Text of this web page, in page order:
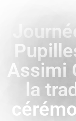
Assimi
la